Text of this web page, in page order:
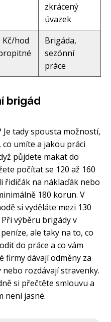
zkrácený
úvazek
Kč/hod
Brigáda,
sezónní
práce
brigád
tady spousta možností,
umíte a jakou práci
půjdete makat do
počítat se 120 až 160
řidičák na náklaďák nebo
180 korun. V
si vyděláte mezi 130
výběru brigády v
ale taky na to, co
do práce a co vám
firmy dávají odměny za
rozdávají stravenky.
si přečtěte smlouvu a
není jasné.